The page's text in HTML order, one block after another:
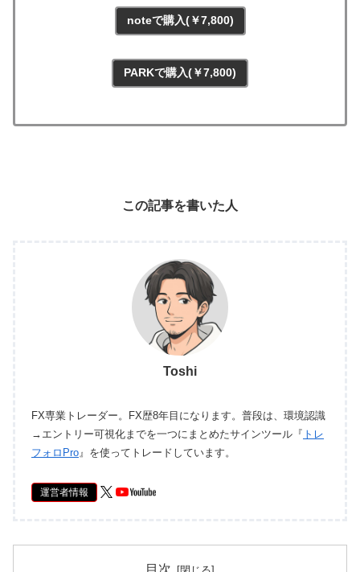
noteで購入(￥7,800)
PARKで購入(￥7,800)
この記事を書いた人
Toshi
FX専業トレーダー。FX歴8年目になります。普段は、環境認識
→エントリー可視化までを一つにまとめたサインツール『 トレ
フォロPro 』を使ってトレードしています。
運営者情報
目次